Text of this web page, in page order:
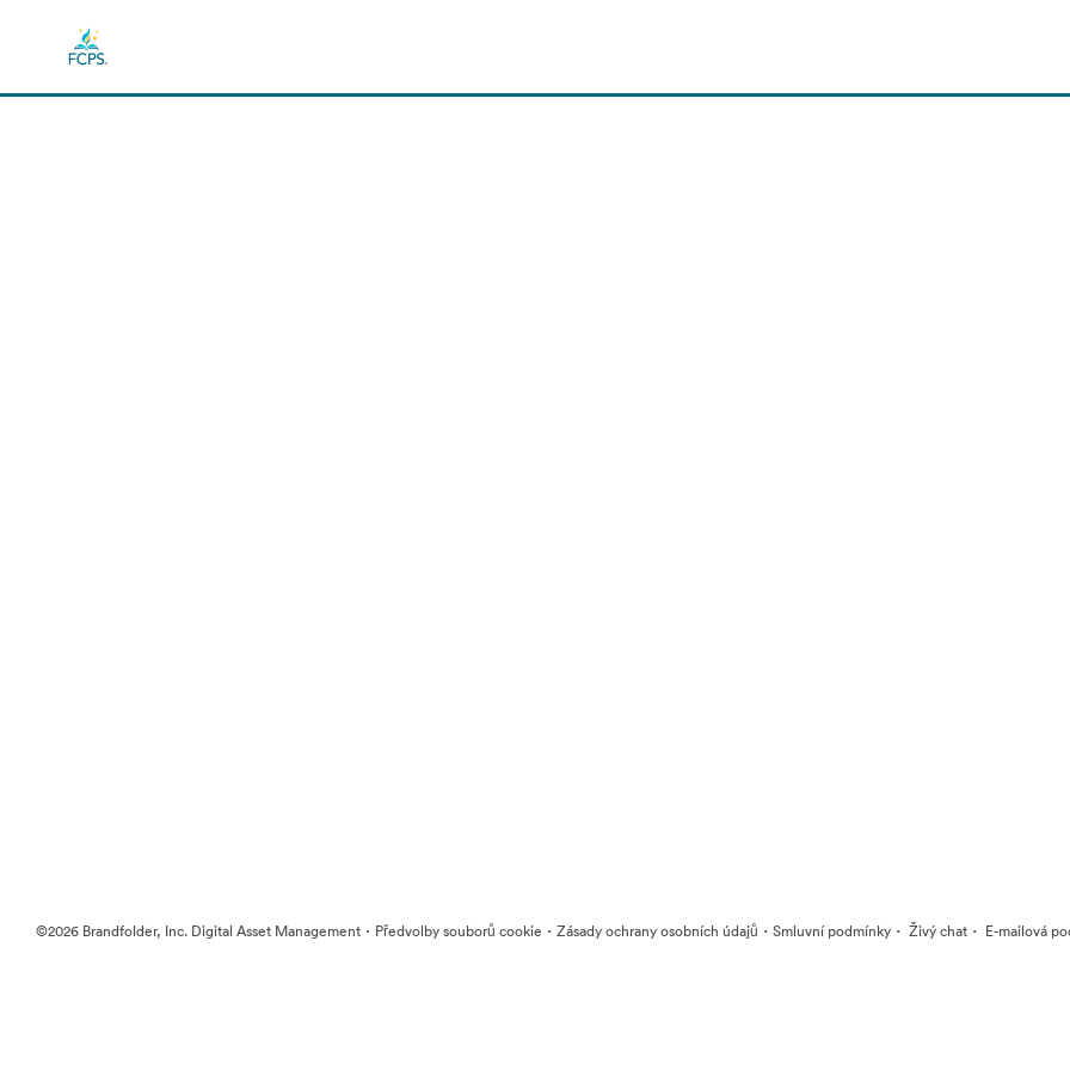
©2026 Brandfolder, Inc. Digital Asset Management · Předvolby souborů cookie · Zásady ochrany osobních údajů · Smluvní podmínky · Živý chat · E-mailová